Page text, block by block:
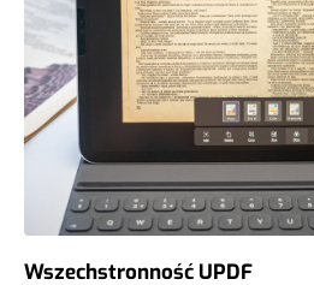
Wszechstronność UPDF